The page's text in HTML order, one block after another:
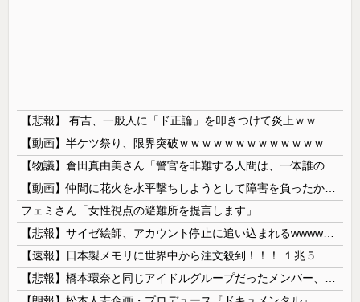
【動画】半ケツ祭り、限界突破ｗｗｗｗｗｗｗｗｗｗｗｗｗ
フェミさん「女性視点の避難所を提言します」